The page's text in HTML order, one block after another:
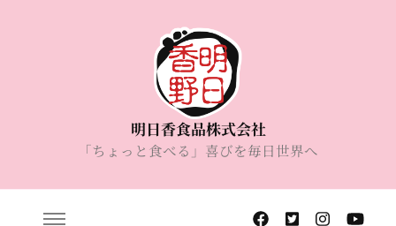
明日香食品株式会社
「ちょっと食べる」喜びを毎日世界へ